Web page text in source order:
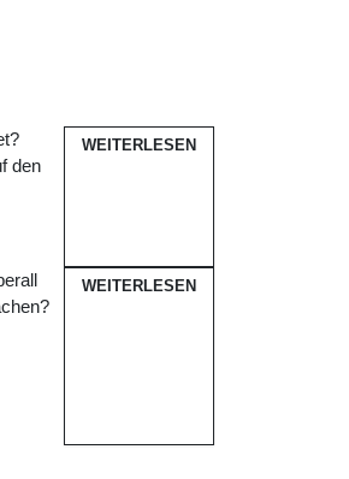
den
WEITERLESEN
WEITERLESEN